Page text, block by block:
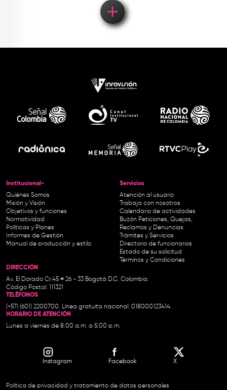
Institucional-
Quiénes Somos
Misión y Visión
Objetivos y funciones
Normatividad
Políticas y Planes
Informes de Gestión
Manual de producción y estilo
Servicios
Atención al usuario
Trabaja con nosotros
Calendario de actividades
Buzón Peticiones, Quejas,
Reclamos y Denuncias
Trámites y Servicios
Directorio de funcionarios
Estado de su solicitud
Términos y Condiciones
DIRECCIÓN
Av. El Dorado Cr.45 # 26 - 33 Bogotá D.C. Colombia.
Código Postal: 111321
TELÉFONOS
(+57) (601) 2200700. Línea gratuita nacional: 018000123414
HORARIO DE ATENCIÓN
Lunes a viernes de 8:00 a.m. a 5:00 p.m.
Instagram Facebook X
Política de privacidad y tratamiento de datos personales